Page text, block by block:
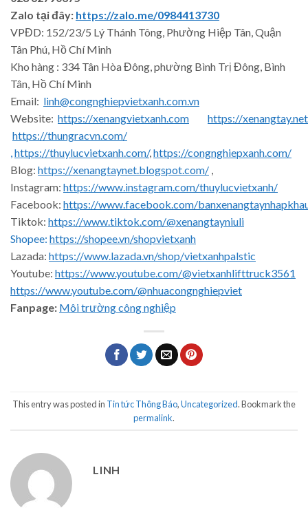
Zalo tại đây: https://zalo.me/0984413730
VPĐD: 152/23/5 Lý Thánh Tông, Phường Hiệp Tân, Quận
Tân Phú, Hồ Chí Minh
Kho hàng : 334 Tân Hòa Đông, phường Bình Trị Đông, Bình
Tân, Hồ Chí Minh
Email: linh@congnghiepvietxanh.com.vn
Website: https://xenangvietxanh.com
https://xenangtay.net
https://thungracvn.com/
,https://thuylucvietxanh.com/,https://congnghiepxanh.com/
Blog: https://xenangtaynet.blogspot.com/ ,
Instagram: https://www.instagram.com/thuylucvietxanh/
Facebook: https://www.facebook.com/
Tiktok: https://www.tiktok.com/@xenangtayniuli
Shopee: https://shopee.vn/shopvietxanh
Lazada: https://www.lazada.vn/shop/vietxanhpalstic
Youtube: https://www.youtube.com/@vietxanhlifttruck3561
https://www.youtube.com/@nhuacongnghiepviet
Fanpage: Môi trường công nghiệp
This entry was posted in Tin tức Thông Báo,Uncategorized. Bookmark the
permalink.
LINH